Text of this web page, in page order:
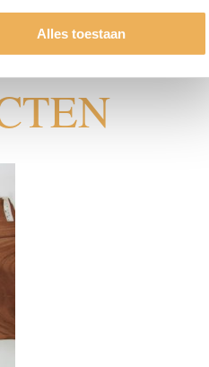
Alles toestaan